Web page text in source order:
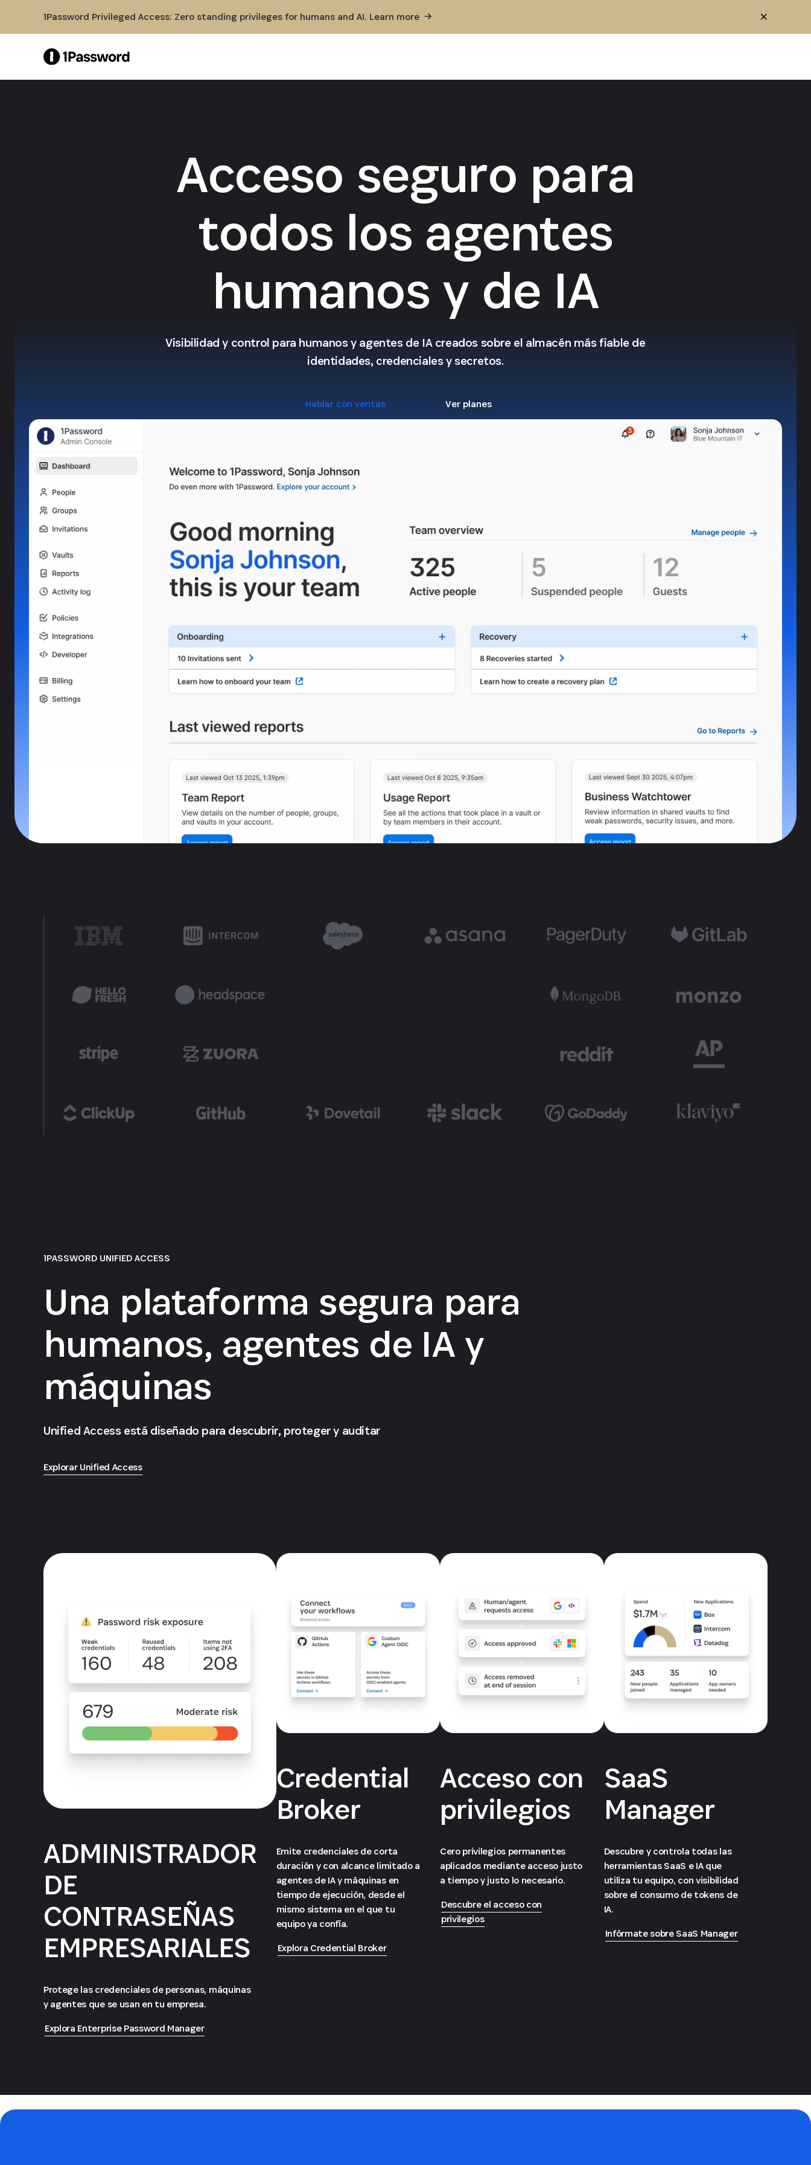
1Password Privileged Access: Zero standing privileges for humans and AI. Learn more
Acceso seguro para
todos los agentes
humanos y de IA
Visibilidad y control para humanos y agentes de IA creados sobre el almacén más fiable de
identidades, credenciales y secretos.
Hablar con ventas Ver planes
1PASSWORD UNIFIED ACCESS
Una plataforma segura para
humanos, agentes de IA y
máquinas
Unified Access está diseñado para descubrir, proteger y auditar
Explorar Unified Access
ADMINISTRADOR
DE
CONTRASEÑAS
EMPRESARIALES
Protege las credenciales de personas, máquinas
y agentes que se usan en tu empresa.
Explora Enterprise Password Manager
Credential
Broker
Emite credenciales de corta
duración y con alcance limitado a
agentes de IA y máquinas en
tiempo de ejecución, desde el
mismo sistema en el que tu
equipo ya confía.
Explora Credential Broker
Acceso con
privilegios
Cero privilegios permanentes
aplicados mediante acceso justo
a tiempo y justo lo necesario.
Descubre el acceso con
privilegios
SaaS
Manager
Descubre y controla todas las
herramientas SaaS e IA que
utiliza tu equipo, con visibilidad
sobre el consumo de tokens de
IA.
Infórmate sobre SaaS Manager